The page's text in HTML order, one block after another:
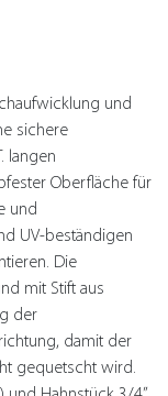
und
sichere
langen
Oberfläche für
und
UV-beständigen
Die
mit Stift aus
der
damit der
gequetscht wird.